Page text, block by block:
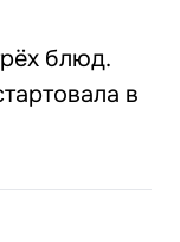
блюд.
в